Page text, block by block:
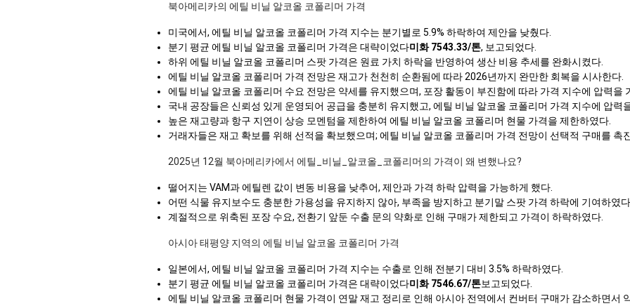
북아메리카의 에틸 비닐 알코올 코폴리머 가격
미국에서, 에틸 비닐 알코올 코폴리머 가격 지수는 분기별로 5.9% 하락하여 제안을 낮췄다.
분기 평균 에틸 비닐 알코올 코폴리머 가격은 대략이었다미화 7543.33/톤, 보고되었다.
하위 에틸 비닐 알코올 코폴리머 스팟 가격은 원료 가치 하락을 반영하여 생산 비용 추세를 완화시켰다.
에틸 비닐 알코올 코폴리머 가격 전망은 재고가 천천히 순환됨에 따라 2026년까지 완만한 회복을 시사한다.
에틸 비닐 알코올 코폴리머 수요 전망은 약세를 유지했으며, 포장 활동이 부진함에 따라 가격 지수에 압력을
국내 공장들은 신뢰성 있게 운영되어 공급을 충분히 유지했고, 에틸 비닐 알코올 코폴리머 가격 지수에 압력
높은 재고량과 항구 지연이 상승 모멘텀을 제한하여 에틸 비닐 알코올 코폴리머 현물 가격을 제한하였다.
거래자들은 재고 확보를 위해 선적을 확보했으며; 에틸 비닐 알코올 코폴리머 가격 전망이 선택적 구매를 촉
2025년 12월 북아메리카에서 에틸_비닐_알코올_코폴리머의 가격이 왜 변했나요?
떨어지는 VAM과 에틸렌 값이 변동 비용을 낮추어, 제안과 가격 하락 압력을 가능하게 했다.
어떤 식물 유지보수도 충분한 가용성을 유지하지 않아, 부족을 방지하고 분기말 스팟 가격 하락에 기여하였다.
계절적으로 위축된 포장 수요, 전환기 앞둔 수출 문의 약화로 인해 구매가 제한되고 가격이 하락하였다.
아시아 태평양 지역의 에틸 비닐 알코올 코폴리머 가격
일본에서, 에틸 비닐 알코올 코폴리머 가격 지수는 수출로 인해 전분기 대비 3.5% 하락하였다.
분기 평균 에틸 비닐 알코올 코폴리머 가격은 대략이었다미화 7546.67/톤보고되었다.
에틸 비닐 알코올 코폴리머 현물 가격이 연말 재고 정리로 인해 아시아 전역에서 컨버터 구매가 감소하면서